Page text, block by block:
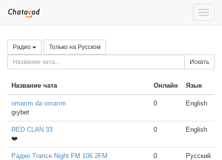
Toggle
Радио Только на Русском
Искать
Название чата Онлайн Язык
omarım da omarım
gıybet
0 English
RED CLAN 33
❤️
0 English
Радио Trance Night FM 106 2FM 0 Русский